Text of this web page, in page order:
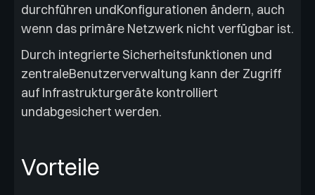
durchführen undKonfigurationen ändern, auch
wenn das primäre Netzwerk nicht verfügbar ist.
Durch integrierte Sicherheitsfunktionen und
zentraleBenutzerverwaltung kann der Zugriff
auf Infrastrukturgeräte kontrolliert
undabgesichert werden.
Vorteile